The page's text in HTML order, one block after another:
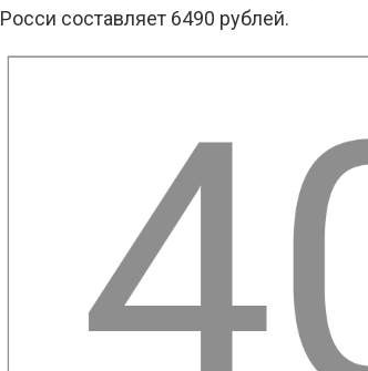
Росси составляет 6490 рублей.